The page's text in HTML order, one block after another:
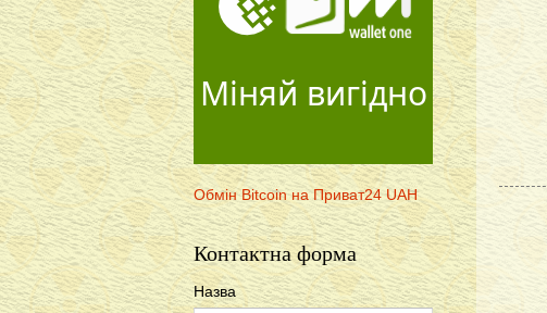
Міняй вигідно
Обмін Bitcoin на Приват24 UAH
Контактна форма
Назва